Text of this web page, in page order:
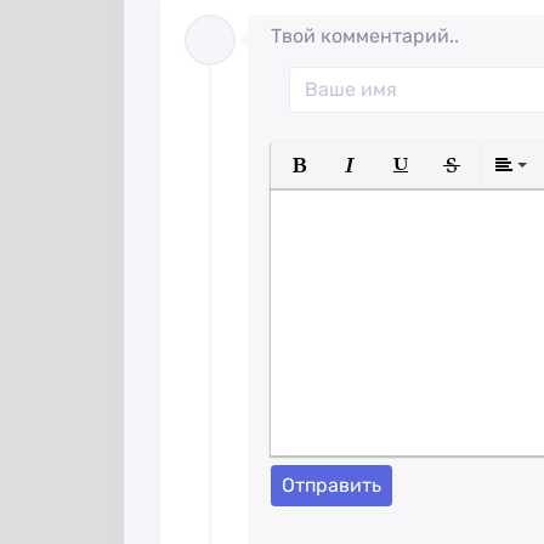
Твой комментарий..
Полужирный
Курсив
Отправить